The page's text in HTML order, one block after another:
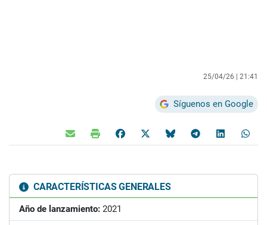
25/04/26 | 21:41
Síguenos en Google
CARACTERÍSTICAS GENERALES
Año de lanzamiento: 2021